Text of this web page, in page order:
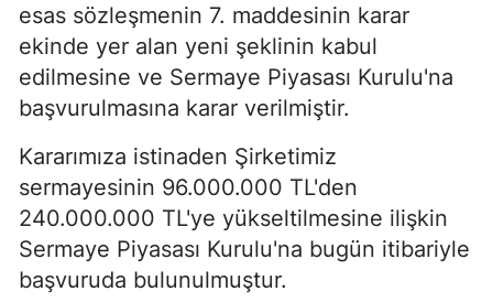
esas sözleşmenin 7. maddesinin karar
ekinde yer alan yeni şeklinin kabul
edilmesine ve Sermaye Piyasası Kurulu'na
başvurulmasına karar verilmiştir.
Kararımıza istinaden Şirketimiz
sermayesinin 96.000.000 TL'den
240.000.000 TL'ye yükseltilmesine ilişkin
Sermaye Piyasası Kurulu'na bugün itibariyle
başvuruda bulunulmuştur.